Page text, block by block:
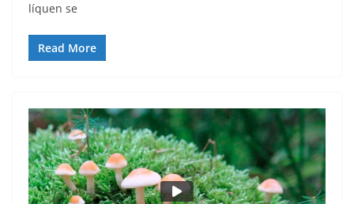
líquen se
Read More